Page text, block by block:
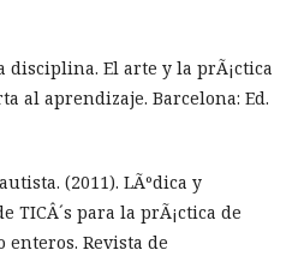
disciplina. El arte y la prÃ¡ctica
al aprendizaje. Barcelona: Ed.
(2011). LÃºdica y
TICÂ´s para la prÃ¡ctica de
enteros. Revista de